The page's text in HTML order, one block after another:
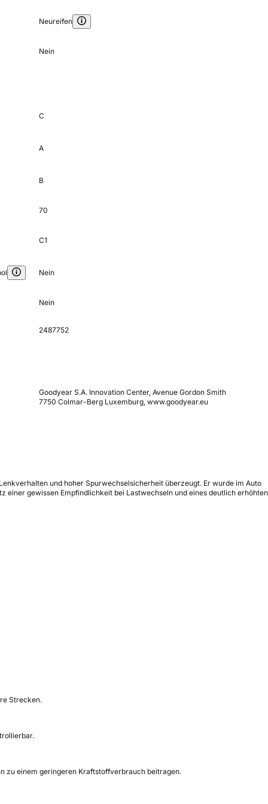
Neureifen
Nein
C
A
B
70
C1
Nein
Nein
2487752
Goodyear S.A. Innovation Center, Avenue Gordon Smith
7750 Colmar-Berg Luxemburg, www.goodyear.eu
und hoher Spurwechselsicherheit überzeugt. Er wurde im Auto
einer gewissen Empfindlichkeit bei Lastwechseln und eines deutlich erhöhten
Strecken.
zu einem geringeren Kraftstoffverbrauch beitragen.